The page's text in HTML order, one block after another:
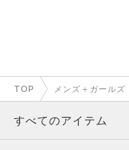
TOP メンズ＋ガールズ
すべてのアイテム